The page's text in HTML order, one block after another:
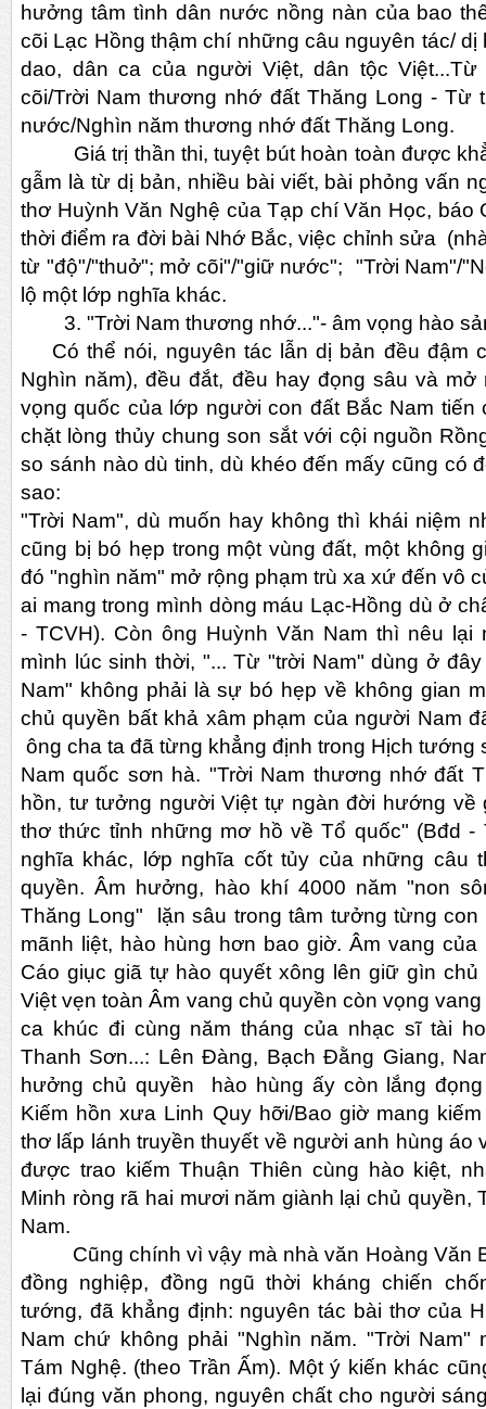
hưởng tâm tình dân nước nồng nàn của bao
cõi Lạc Hồng thậm chí những câu nguyên tác/
dao, dân ca của người Việt, dân tộc
cõi/Trời Nam thương nhớ đất Thăng Long - Từ
nước/Nghìn năm thương nhớ đất Thăng Long.
Giá trị thần thi, tuyệt bút hoàn toàn được
gẫm là từ dị bản, nhiều bài viết, bài phỏng vấn
thơ Huỳnh Văn Nghệ của Tạp chí Văn Học, báo
thời điểm ra đời bài Nhớ Bắc, việc chỉnh sửa
từ "độ"/"thuở"; mở cõi"/"giữ nước"; "Trời Nam"/
lộ một lớp nghĩa khác.
3. "Trời Nam thương nhớ..."- âm vọng hào
Có thể nói, nguyên tác lẫn dị bản đều đậm
Nghìn năm), đều đắt, đều hay đọng sâu và mở
vọng quốc của lớp người con đất Bắc Nam tiến
chặt lòng thủy chung son sắt với cội nguồn
so sánh nào dù tinh, dù khéo đến mấy cũng có
sao:
"Trời Nam", dù muốn hay không thì khái niệm
cũng bị bó hẹp trong một vùng đất, một không
đó "nghìn năm" mở rộng phạm trù xa xứ đến vô
ai mang trong mình dòng máu Lạc-Hồng dù ở
- TCVH). Còn ông Huỳnh Văn Nam thì nêu
mình lúc sinh thời, "... Từ "trời Nam" dùng ở
Nam" không phải là sự bó hẹp về không gian
chủ quyền bất khả xâm phạm của người Nam
ông cha ta đã từng khẳng định trong Hịch tướng
Nam quốc sơn hà. "Trời Nam thương nhớ đất
hồn, tư tưởng người Việt tự ngàn đời hướng về
thơ thức tỉnh những mơ hồ về Tổ quốc" (Bđd -
nghĩa khác, lớp nghĩa cốt tủy của những câu
quyền. Âm hưởng, hào khí 4000 năm "non
Thăng Long" lặn sâu trong tâm tưởng từng
mãnh liệt, hào hùng hơn bao giờ. Âm vang
Cáo giục giã tự hào quyết xông lên giữ gìn
Việt vẹn toàn Âm vang chủ quyền còn vọng
ca khúc đi cùng năm tháng của nhạc sĩ tài
Thanh Sơn...: Lên Đàng, Bạch Đằng Giang,
hưởng chủ quyền hào hùng ấy còn lắng
Kiếm hồn xưa Linh Quy hỡi/Bao giờ mang
thơ lấp lánh truyền thuyết về người anh hùng áo
được trao kiếm Thuận Thiên cùng hào kiệt,
Minh ròng rã hai mươi năm giành lại chủ quyền,
Nam.
Cũng chính vì vậy mà nhà văn Hoàng Văn
đồng nghiệp, đồng ngũ thời kháng chiến
tướng, đã khẳng định: nguyên tác bài thơ của
Nam chứ không phải "Nghìn năm. "Trời Nam"
Tám Nghệ. (theo Trần Ấm). Một ý kiến khác
lại đúng văn phong, nguyên chất cho người